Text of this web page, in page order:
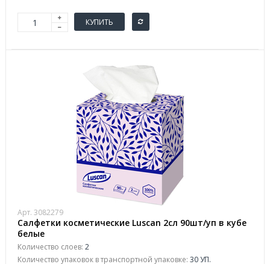
КУПИТЬ
Арт. 3082279
Салфетки косметические Luscan 2сл 90шт/уп в кубе
белые
Количество слоев: 2
Количество упаковок в транспортной упаковке: 30 УП.